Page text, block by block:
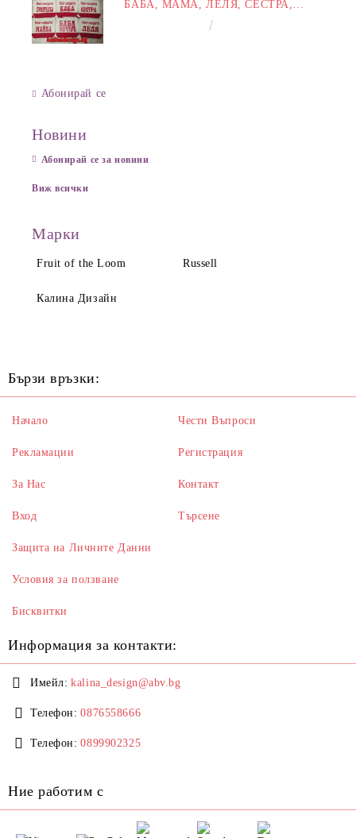
БАБА, МАМА, ЛЕЛЯ, СЕСТРА,
Абонирай се
Новини
Абонирай се за новини
Виж всички
Марки
Fruit of the Loom Russell
Калина Дизайн
Бързи връзки:
Начало
Рекламации
За Нас
Вход
Чести Въпроси
Регистрация
Контакт
Търсене
Защита на Личните Данни
Условия за ползване
Бисквитки
Информация за контакти:
Имейл: kalina_design@abv.bg
Телефон: 0876558666
Телефон: 0899902325
Ние работим с